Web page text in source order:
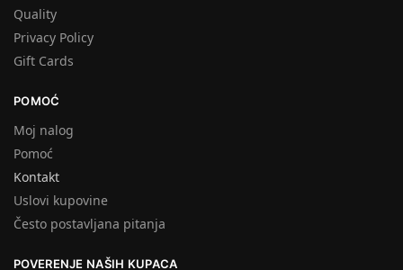
Quality
Privacy Policy
Gift Cards
POMOĆ
Moj nalog
Pomoć
Kontakt
Uslovi kupovine
Često postavljana pitanja
POVERENJE NAŠIH KUPACA